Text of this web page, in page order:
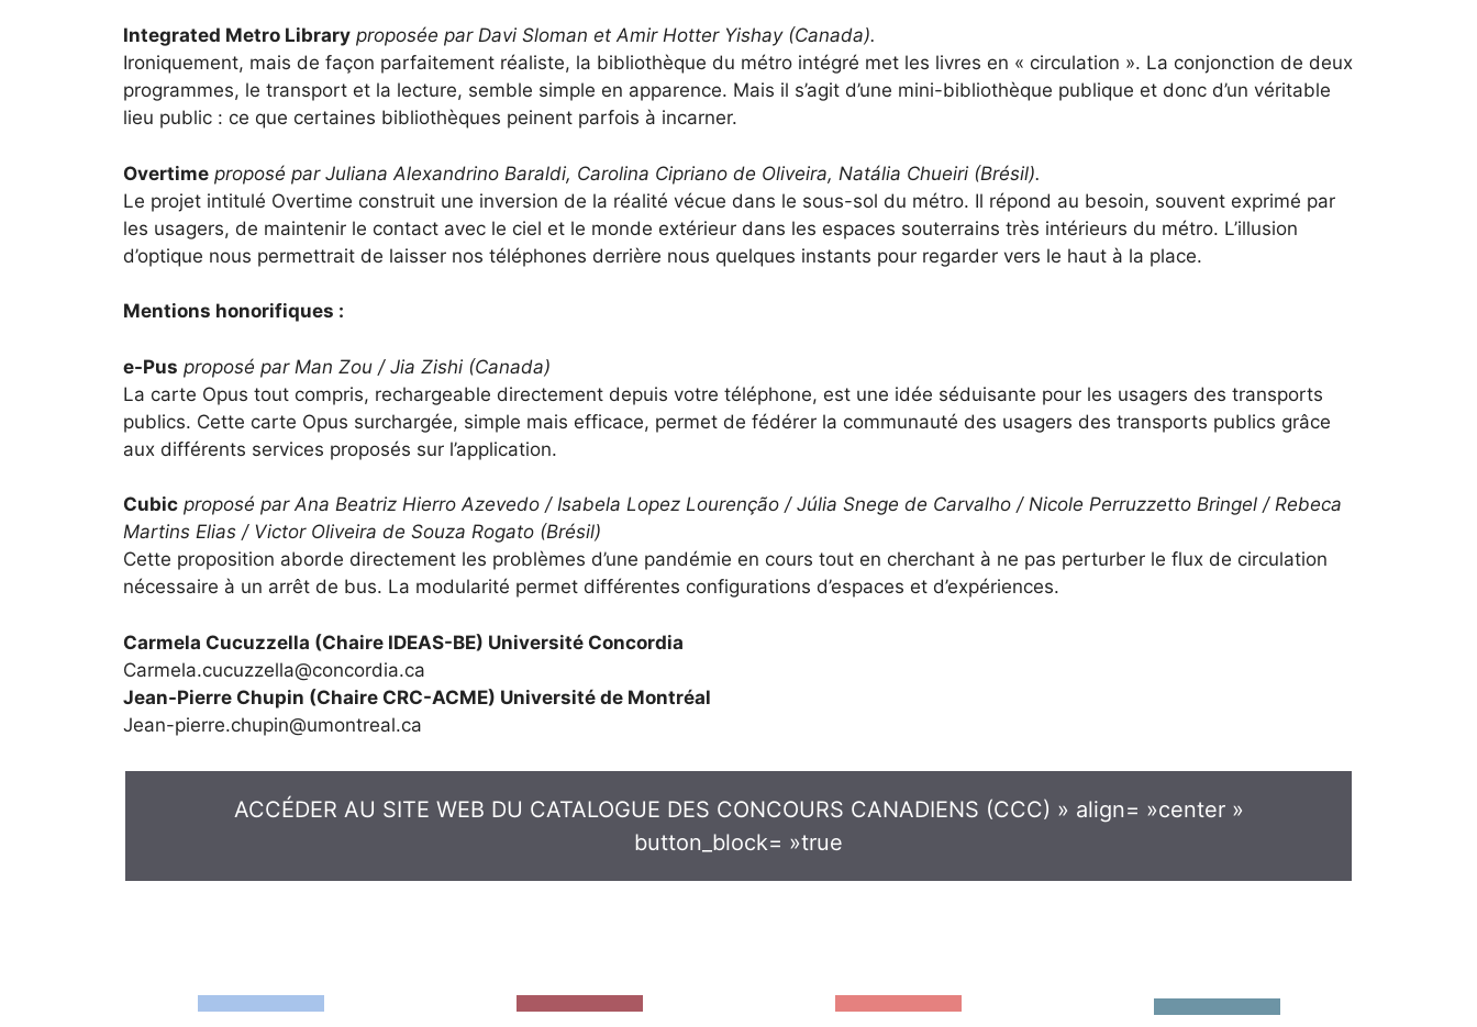
Integrated Metro Library proposée par Davi Sloman et Amir Hotter Yishay (Canada).
Ironiquement, mais de façon parfaitement réaliste, la bibliothèque du métro intégré met les livres en « circulation ». La conjonction de deux
programmes, le transport et la lecture, semble simple en apparence. Mais il s’agit d’une mini-bibliothèque publique et donc d’un véritable
lieu public : ce que certaines bibliothèques peinent parfois à incarner.
Overtime proposé par Juliana Alexandrino Baraldi, Carolina Cipriano de Oliveira, Natália Chueiri (Brésil).
Le projet intitulé Overtime construit une inversion de la réalité vécue dans le sous-sol du métro. Il répond au besoin, souvent exprimé par
les usagers, de maintenir le contact avec le ciel et le monde extérieur dans les espaces souterrains très intérieurs du métro. L’illusion
d’optique nous permettrait de laisser nos téléphones derrière nous quelques instants pour regarder vers le haut à la place.
Mentions honorifiques :
e-Pus proposé par Man Zou / Jia Zishi (Canada)
La carte Opus tout compris, rechargeable directement depuis votre téléphone, est une idée séduisante pour les usagers des transports
publics. Cette carte Opus surchargée, simple mais efficace, permet de fédérer la communauté des usagers des transports publics grâce
aux différents services proposés sur l’application.
Cubic proposé par Ana Beatriz Hierro Azevedo / Isabela Lopez Lourenção / Júlia Snege de Carvalho / Nicole Perruzzetto Bringel / Rebeca
Martins Elias / Victor Oliveira de Souza Rogato (Brésil)
Cette proposition aborde directement les problèmes d’une pandémie en cours tout en cherchant à ne pas perturber le flux de circulation
nécessaire à un arrêt de bus. La modularité permet différentes configurations d’espaces et d’expériences.
Carmela Cucuzzella (Chaire IDEAS-BE) Université Concordia
Carmela.cucuzzella@concordia.ca
Jean-Pierre Chupin (Chaire CRC-ACME) Université de Montréal
Jean-pierre.chupin@umontreal.ca
ACCÉDER AU SITE WEB DU CATALOGUE DES CONCOURS CANADIENS (CCC) » align= »center »
button_block= »true